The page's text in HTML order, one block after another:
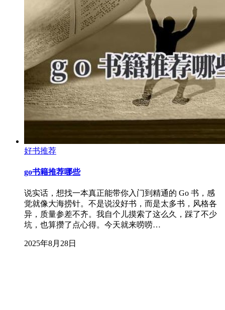
好书推荐
go书籍推荐哪些
说实话，想找一本真正能带你入门到精通的 Go 书，感
觉就像大海捞针。不是说没好书，而是太多书，风格各
异，质量参差不齐。我自个儿摸索了这么久，踩了不少
坑，也算攒了点心得。今天就来唠唠…
2025年8月28日